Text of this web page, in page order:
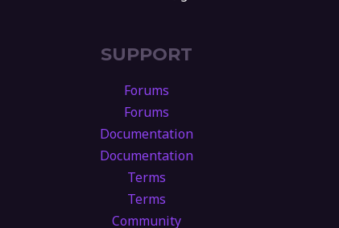
SUPPORT
Forums
Forums
Documentation
Documentation
Terms
Terms
Community